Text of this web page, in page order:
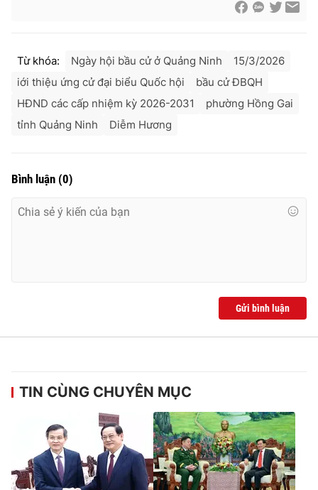
Từ khóa: Ngày hội bầu cử ở Quảng Ninh
15/3/2026
iới thiệu ứng cử đại biểu Quốc hội
bầu cử ĐBQH
HĐND các cấp nhiệm kỳ 2026-2031
phường Hồng Gai
tỉnh Quảng Ninh
Diễm Hương
Bình luận (0)
Gửi bình luận
TIN CÙNG CHUYÊN MỤC